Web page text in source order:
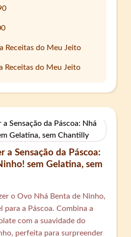
Receitas do Meu Jeito
Receitas do Meu Jeito
a Sensação da Páscoa:
sem Gelatina, sem
o Ovo Nhá Benta de Ninho,
para a Páscoa. Combina a
com a suavidade do
perfeita para surpreender